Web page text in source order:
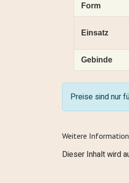
Form
Einsatz
Gebinde
Preise sind nur
Weitere
Dieser Inhalt wird